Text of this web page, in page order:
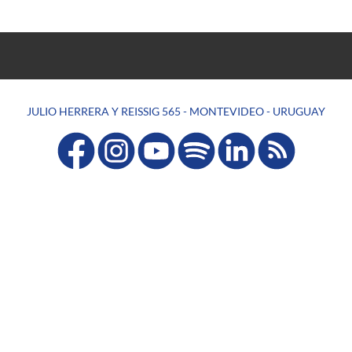
JULIO HERRERA Y REISSIG 565 - MONTEVIDEO - URUGUAY